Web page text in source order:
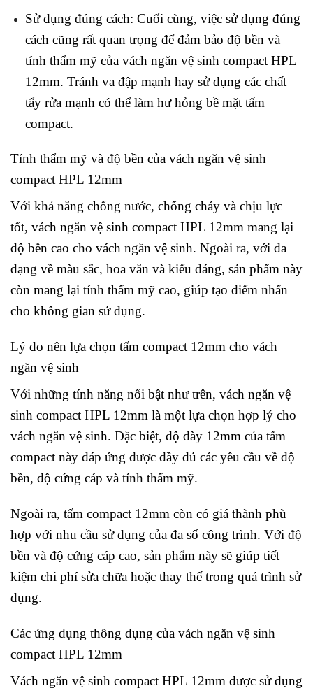
Sử dụng đúng cách: Cuối cùng, việc sử dụng đúng
cách cũng rất quan trọng để đảm bảo độ bền và
tính thẩm mỹ của vách ngăn vệ sinh compact HPL
12mm. Tránh va đập mạnh hay sử dụng các chất
tẩy rửa mạnh có thể làm hư hỏng bề mặt tấm
compact.
Tính thẩm mỹ và độ bền của vách ngăn vệ sinh
compact HPL 12mm
Với khả năng chống nước, chống cháy và chịu lực
tốt, vách ngăn vệ sinh compact HPL 12mm mang lại
độ bền cao cho vách ngăn vệ sinh. Ngoài ra, với đa
dạng về màu sắc, hoa văn và kiểu dáng, sản phẩm này
còn mang lại tính thẩm mỹ cao, giúp tạo điểm nhấn
cho không gian sử dụng.
Lý do nên lựa chọn tấm compact 12mm cho vách
ngăn vệ sinh
Với những tính năng nổi bật như trên, vách ngăn vệ
sinh compact HPL 12mm là một lựa chọn hợp lý cho
vách ngăn vệ sinh. Đặc biệt, độ dày 12mm của tấm
compact này đáp ứng được đầy đủ các yêu cầu về độ
bền, độ cứng cáp và tính thẩm mỹ.
Ngoài ra, tấm compact 12mm còn có giá thành phù
hợp với nhu cầu sử dụng của đa số công trình. Với độ
bền và độ cứng cáp cao, sản phẩm này sẽ giúp tiết
kiệm chi phí sửa chữa hoặc thay thế trong quá trình sử
dụng.
Các ứng dụng thông dụng của vách ngăn vệ sinh
compact HPL 12mm
Vách ngăn vệ sinh compact HPL 12mm được sử dụng